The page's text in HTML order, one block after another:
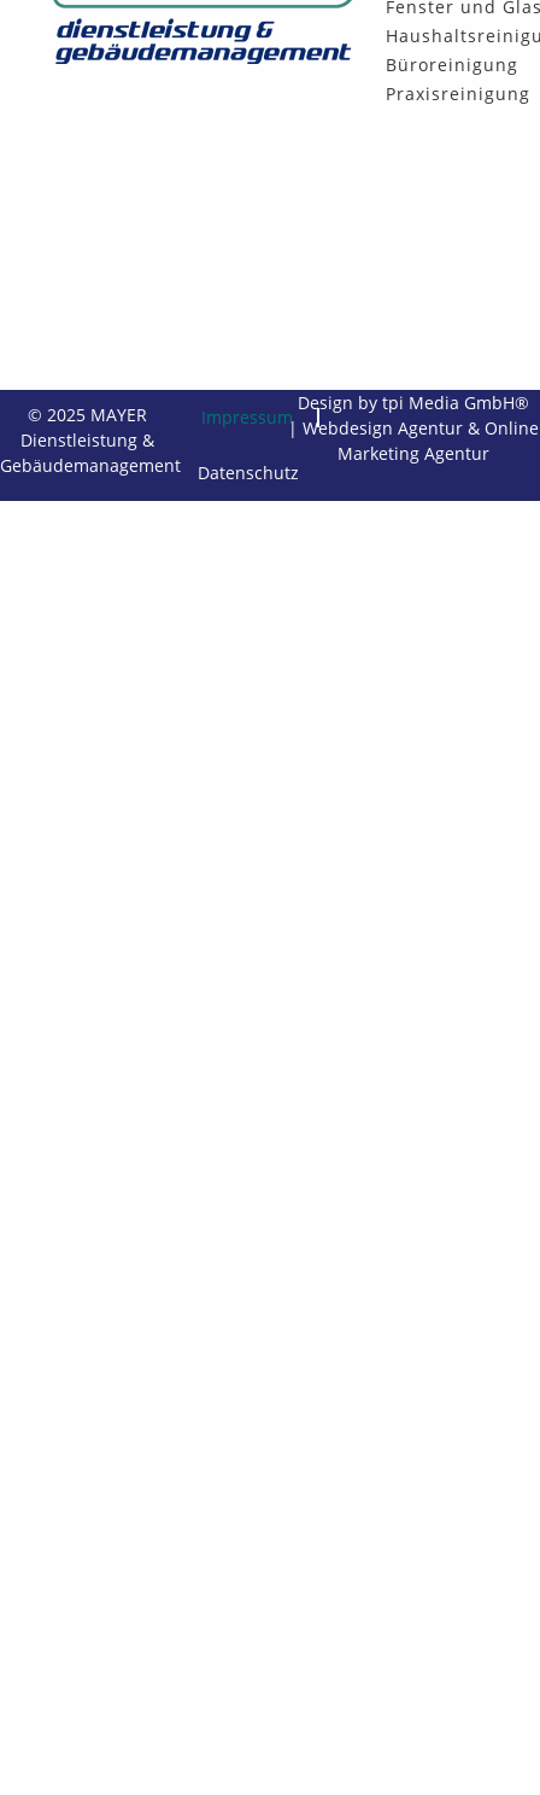
Fenster und
Büroreinigung
Praxisreinigung
Design by tpi Media GmbH®
|Webdesign Agentur &Online
Marketing Agentur
Impressum
Datenschutz
© 2025 MAYER
Dienstleistung &
Gebäudemanagement